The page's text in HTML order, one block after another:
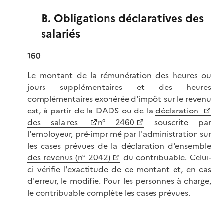
B. Obligations déclaratives des
salariés
160
Le montant de la rémunération des heures ou
jours supplémentaires et des heures
complémentaires exonérée d'impôt sur le revenu
est, à partir de la DADS ou de ladéclaration
des salaires
n° 2460
souscrite par
l'employeur, pré-imprimé par l'administration sur
les cases prévues de la déclaration d'ensemble
des revenus (n° 2042)
du contribuable. Celui-
ci vérifie l'exactitude de ce montant et, en cas
d'erreur, le modifie. Pour les personnes à charge,
le contribuable complète les cases prévues.